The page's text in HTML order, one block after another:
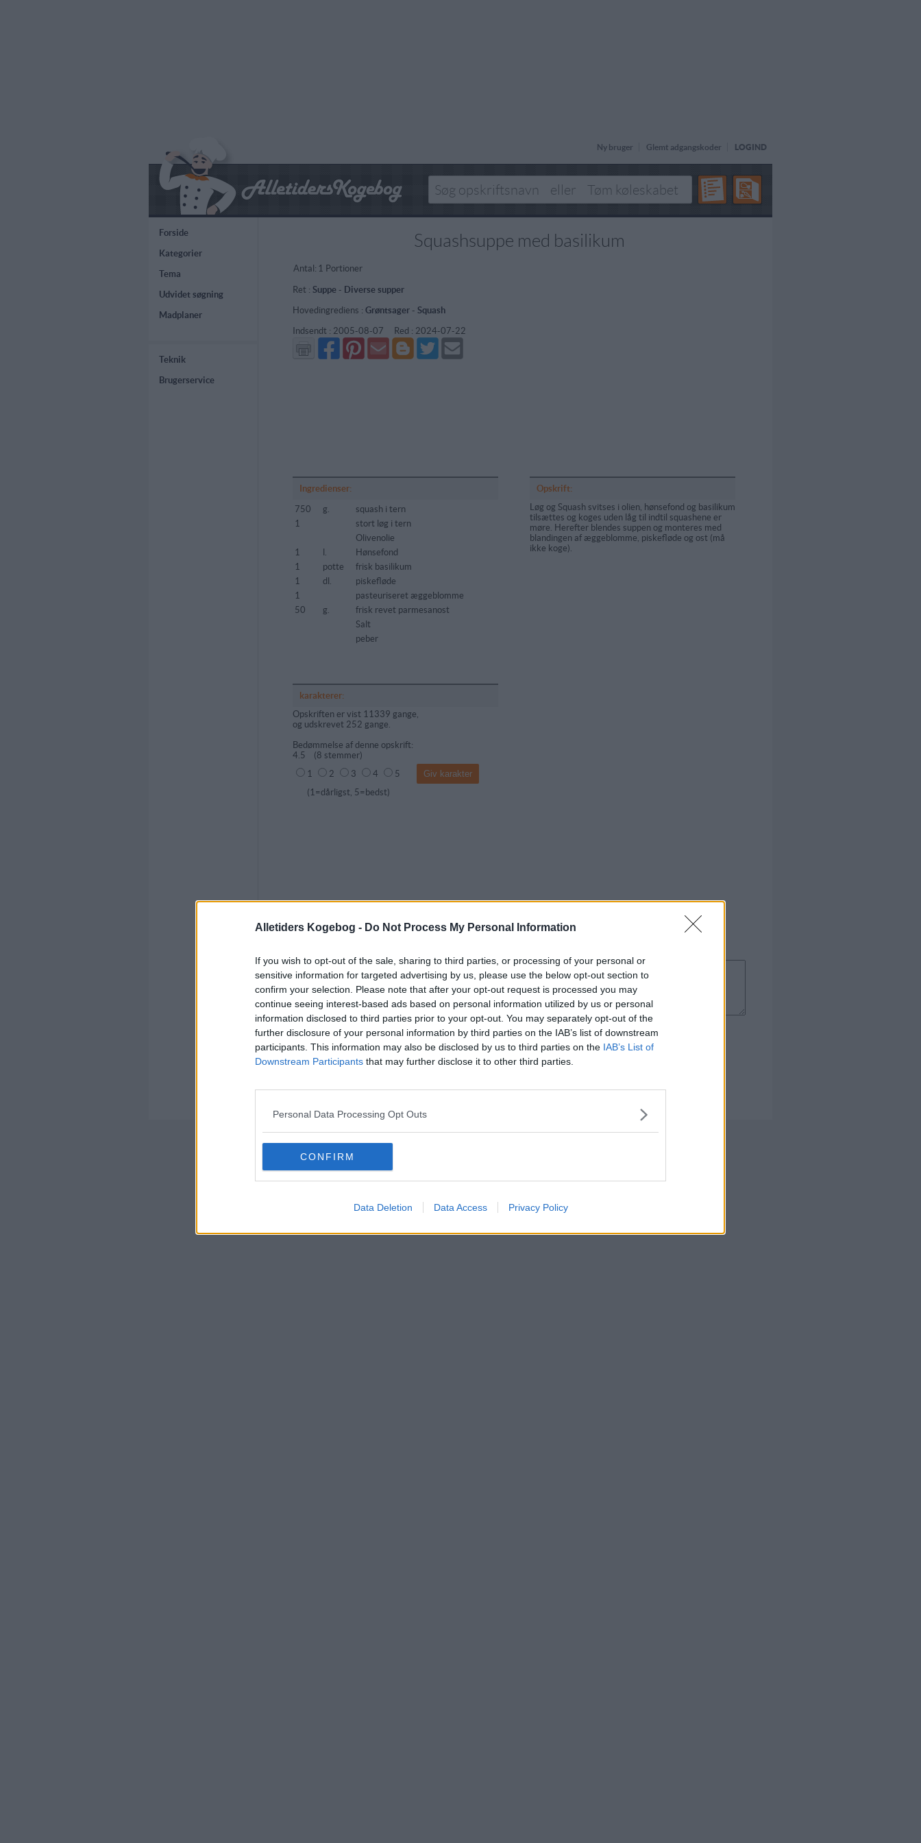
Alletiders Kogebog - Do Not Process My Personal Information
If you wish to opt-out of the sale, sharing to third parties, or processing of your personal or
sensitive information for targeted advertising by us, please use the below opt-out section to
confirm your selection. Please note that after your opt-out request is processed you may
continue seeing interest-based ads based on personal information utilized by us or personal
information disclosed to third parties prior to your opt-out. You may separately opt-out of the
further disclosure of your personal information by third parties on the IAB’s list of downstream
participants. This information may also be disclosed by us to third parties on the IAB’s List of
Downstream Participants that may further disclose it to other third parties.
Personal Data Processing Opt Outs
CONFIRM
Data Deletion Data Access Privacy Policy
Ny bruger Glemt adgangskoder LOGIND
Forside
Kategorier
Tema
Udvidet søgning
Madplaner
Teknik
Brugerservice
Squashsuppe med basilikum
Antal: 1 Portioner
Ret : Suppe- Diverse supper
Hovedingrediens : Grøntsager- Squash
Indsendt : 2005-08-07 Red : 2024-07-22
Del
på
Facebook
Del
på
Pinterest
Send
via
GMail
Del
på
Blogger
Del
på
Twitter
Send
mail
Ingredienser:
750
g.
squash i tern
1
stort løg i tern
Olivenolie
1
l.
Hønsefond
1
potte
frisk basilikum
1
dl.
piskefløde
1
pasteuriseret æggeblomme
50
g.
frisk revet parmesanost
Salt
peber
Opskrift:
Løg og Squash svitses i olien, hønsefond og basilikum
tilsættes og koges uden låg til indtil squashene er
møre. Herefter blendes suppen og monteres med
blandingen af æggeblomme, piskefløde og ost (må
ikke koge).
karakterer:
Opskriften er vist 11339 gange,
og udskrevet 252 gange.
Bedømmelse af denne opskrift:
4.5 (8 stemmer)
1
2 3 4
5
(1=dårligst, 5=bedst)
Kommentar fra:
Kommentar:
Kommentaren skal godkendes før den bliver synlig
Kommentarer
Mathilde-2010-09-21 14:14:51
Nyhedsmails - Privatlivspolitik - Kontakt - Om os - Copyright © Alletiders Kogebog